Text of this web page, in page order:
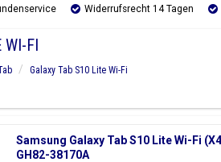
Widerrufsrecht 14 Tagen
WI-FI
Galaxy Tab S10 Lite Wi-Fi
Samsung Galaxy Tab S10 Lite Wi-Fi
GH82-38170A